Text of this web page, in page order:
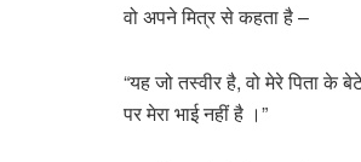
वो अपने मित्र से कहता है –
“यह जो तस्वीर है, वो मेरे पिता के
पर मेरा भाई नहीं है ।”